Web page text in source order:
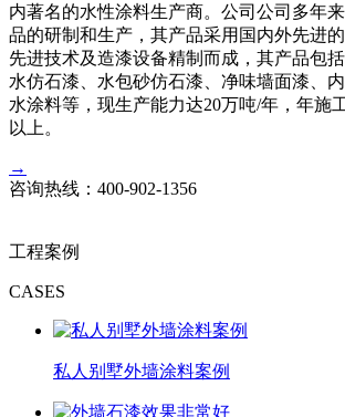
内著名的水性涂料生产商。公司公司多年
品的研制和生产，其产品采用国内外先进
先进技术及造漆设备精制而成，其产品包
水仿石漆、水包砂仿石漆、净味墙面漆、
水涂料等，现生产能力达20万吨/年，年施
以上。
→
咨询热线： 400-902-1356
工程案例
CASES
私人别墅外墙涂料案例